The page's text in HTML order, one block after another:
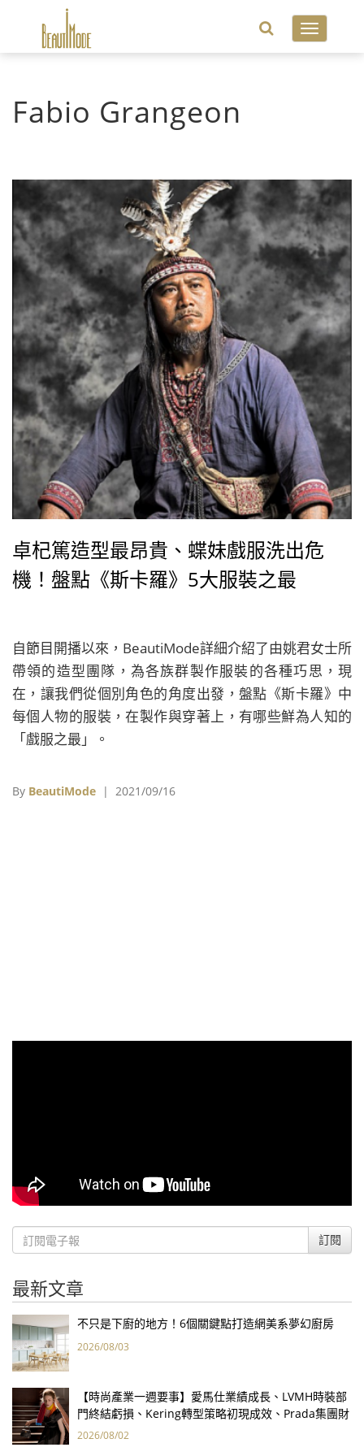
Toggle
Fabio Grangeon
卓杞篤造型最昂貴、蝶妹戲服洗出危
機！盤點《斯卡羅》5大服裝之最
自節目開播以來，BeautiMode詳細介紹了由姚君女士所
帶領的造型團隊，為各族群製作服裝的各種巧思，現
在，讓我們從個別角色的角度出發，盤點《斯卡羅》中
每個人物的服裝，在製作與穿著上，有哪些鮮為人知的
「戲服之最」。
By BeautiMode | 2021/09/16
訂閱
最新文章
不只是下廚的地方！6個關鍵點打造網美系夢幻廚房
2026/08/03
【時尚產業一週要事】愛馬仕業績成長、LVMH時裝部
門終結虧損、Kering轉型策略初現成效、Prada集團財
報亮眼
2026/08/02